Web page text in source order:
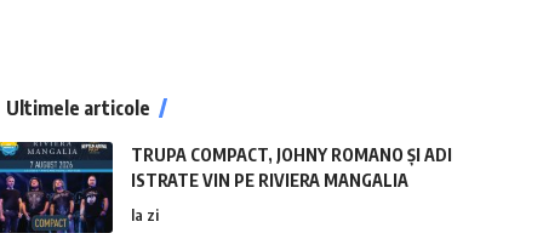
Ultimele articole
TRUPA COMPACT, JOHNY ROMANO ȘI ADI
ISTRATE VIN PE RIVIERA MANGALIA
la zi